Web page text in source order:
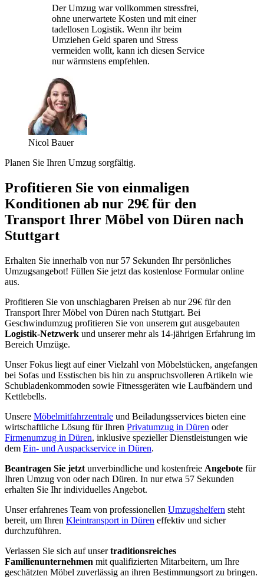
Der Umzug war vollkommen stressfrei,
ohne unerwartete Kosten und mit einer
tadellosen Logistik. Wenn ihr beim
Umziehen Geld sparen und Stress
vermeiden wollt, kann ich diesen Service
nur wärmstens empfehlen.
Nicol Bauer
Planen Sie Ihren Umzug sorgfältig.
Profitieren Sie von einmaligen
Konditionen ab nur 29€ für den
Transport Ihrer Möbel von Düren nach
Stuttgart
Erhalten Sie innerhalb von nur 57 Sekunden Ihr persönliches
Umzugsangebot! Füllen Sie jetzt das kostenlose Formular online
aus.
Profitieren Sie von unschlagbaren Preisen ab nur 29€ für den
Transport Ihrer Möbel von Düren nach Stuttgart. Bei
Geschwindumzug profitieren Sie von unserem gut ausgebauten
Logistik-Netzwerk und unserer mehr als 14-jährigen Erfahrung im
Bereich Umzüge.
Unser Fokus liegt auf einer Vielzahl von Möbelstücken, angefangen
bei Sofas und Esstischen bis hin zu anspruchsvolleren Artikeln wie
Schubladenkommoden sowie Fitnessgeräten wie Laufbändern und
Kettlebells.
Unsere Möbelmitfahrzentrale und Beiladungsservices bieten eine
wirtschaftliche Lösung für Ihren Privatumzug in Düren oder
Firmenumzug in Düren, inklusive spezieller Dienstleistungen wie
dem Ein- und Auspackservice in Düren.
Beantragen Sie jetzt unverbindliche und kostenfreie Angebote für
Ihren Umzug von oder nach Düren. In nur etwa 57 Sekunden
erhalten Sie Ihr individuelles Angebot.
Unser erfahrenes Team von professionellen Umzugshelfern steht
bereit, um Ihren Kleintransport in Düren effektiv und sicher
durchzuführen.
Verlassen Sie sich auf unsertraditionsreiches
Familienunternehmen mit qualifizierten Mitarbeitern, um Ihre
geschätzten Möbel zuverlässig an ihren Bestimmungsort zu bringen.